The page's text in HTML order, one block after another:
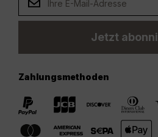
Jetzt
Zahlungsmethoden